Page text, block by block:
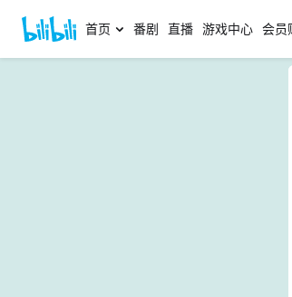
首页 番剧 直播 游戏中心 会员